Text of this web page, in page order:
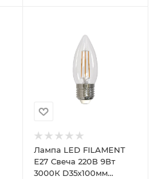
Лампа LED FILAMENT
Е27 Свеча 220В 9Вт
3000К D35х100мм